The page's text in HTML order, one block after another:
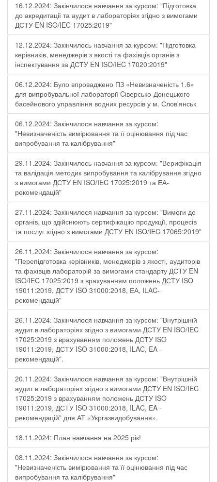
16.12.2024: Закінчилося навчання за курсом: "Підготовка
до акредитації та аудит в лабораторіях згідно з вимогами
ДСТУ EN ISO/IEC 17025:2019"
12.12.2024: Закінчилось навчання за курсом: "Підготовка
керівників, менеджерів з якості та фахівців органів з
інспектування за ДСТУ EN ISO/IEC 17020:2019"
06.12.2024: Було впроваджено ПЗ «Невизначеність 1.6»
для випробувальної лабораторії Cіверсько-Донецького
басейнового управління водних ресурсів у м. Слов'янськ
06.12.2024: Закінчилося навчання за курсом:
"Невизначеність вимірювання та її оцінювання під час
випробування та калібрування"
29.11.2024: Закінчилось навчання за курсом: "Верифікація
та валідація методик випробування та калібрування згідно
з вимогами ДСТУ EN ISO/IEC 17025:2019 та ЕА-
рекомендацій"
27.11.2024: Закінчилося навчання за курсом: "Вимоги до
органів, що здійснюють сертифікацію продукції, процесів
та послуг згідно з вимогами ДСТУ EN ISO/IEC 17065:2019"
26.11.2024: Закінчилося навчання за курсом:
"Перепідготовка керівників, менеджерів з якості, аудиторів
та фахівців лабораторій за вимогами стандарту ДСТУ EN
ISO/IEC 17025:2019 з врахуванням положень ДСТУ ISO
19011:2019, ДСТУ ISO 31000:2018, ЕА, ILAC-
рекомендацій"
26.11.2024: Закінчилося навчання за курсом: "Внутрішній
аудит в лабораторіях згідно з вимогами ДСТУ EN ISO/IEC
17025:2019 з врахуванням положень ДСТУ ISO
19011:2019, ДСТУ ISO 31000:2018, ILAC, EA -
рекомендацій".
20.11.2024: Закінчилося навчання за курсом: "Внутрішній
аудит в лабораторіях згідно з вимогами ДСТУ EN ISO/IEC
17025:2019 з врахуванням положень ДСТУ ISO
19011:2019, ДСТУ ISO 31000:2018, ILAC, EA -
рекомендацій" для АТ «Укргазвидобування».
18.11.2024: План навчання на 2025 рік!
08.11.2024: Закінчилося навчання за курсом:
"Невизначеність вимірювання та її оцінювання під час
випробування та калібрування"